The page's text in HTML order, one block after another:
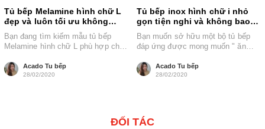
Tủ bếp Melamine hình chữ L
đẹp và luôn tối ưu không
gian bếp
Bạn đang tìm kiếm mẫu tủ bếp
Melamine hình chữ L phù hợp cho
Acado Tu bếp
28/02/2020
Tủ bếp inox hình chữ i nhỏ
gọn tiện nghi và không bao
giờ lỗi mốt
Bạn muốn sở hữu một bộ tủ bếp
đáp ứng được mong muốn " ăn
Acado Tu bếp
28/02/2020
ĐỐI TÁC